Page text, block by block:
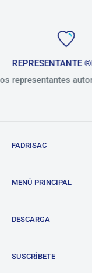
Perú
FADRISAC
MENÚ PRINCIPAL
Tienda
Beneficios
DESCARGA
Política de Privacidad
SUSCRÍBETE